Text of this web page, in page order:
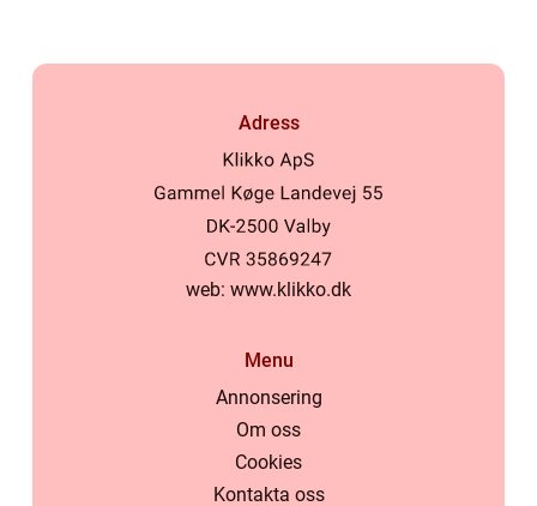
Adress
web: www.klikko.dk
Menu
Annonsering
Om oss
Cookies
Kontakta oss